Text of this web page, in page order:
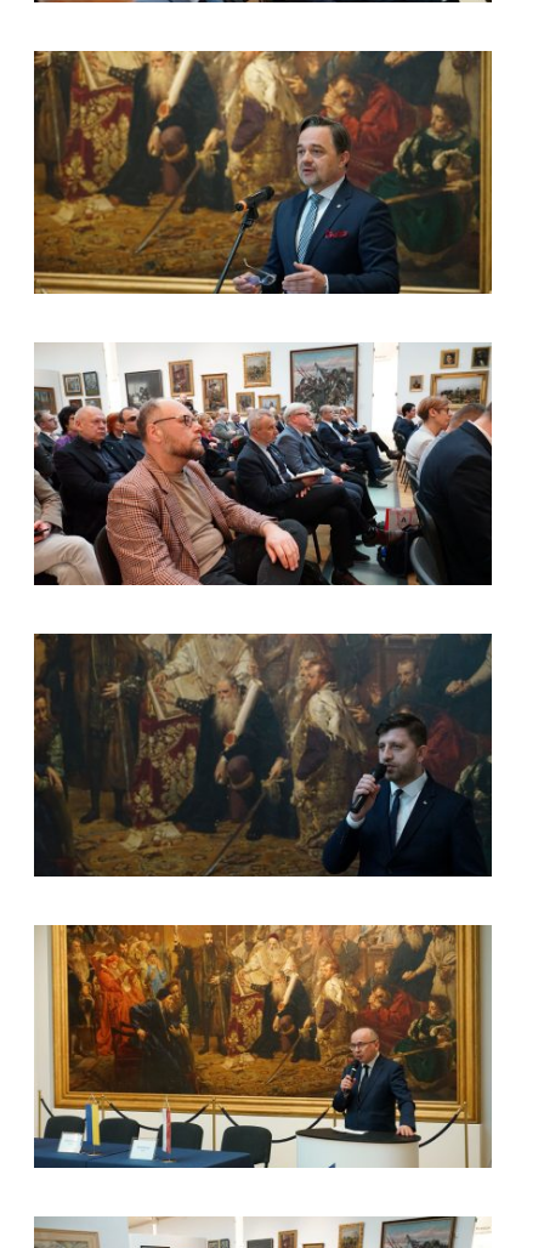
kliknięcie spowoduje powiększenie zdjęcia w galerii
kliknięcie spowoduje powiększenie zdjęcia w galerii
kliknięcie spowoduje powiększenie zdjęcia w galerii
kliknięcie spowoduje powiększenie zdjęcia w galerii
kliknięcie spowoduje powiększenie zdjęcia w galerii